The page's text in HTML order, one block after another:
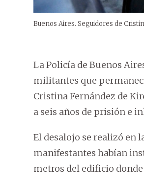
Buenos Aires. Seguidores de
La Policía de Buenos
militantes que
Cristina Fernández de
a seis años de prisión e
El desalojo se realizó en
manifestantes habían
metros del edificio